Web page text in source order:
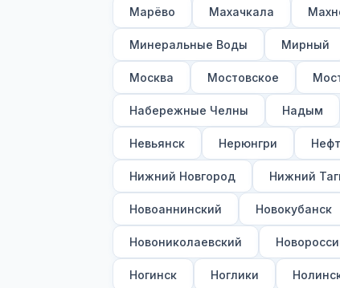
Марёво Махачкала
Минеральные Воды Мирный
Москва Мостовское
Набережные Челны Надым
Невьянск Нерюнгри
Нижний Новгород Нижний
Новоаннинский Новокубанск
Новониколаевский
Ногинск Ноглики